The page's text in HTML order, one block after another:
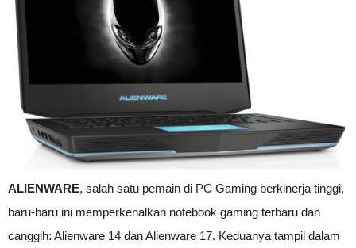
ALIENWARE, salah satu pemain di PC Gaming berkinerja tinggi,
baru-baru ini memperkenalkan notebook gaming terbaru dan
canggih: Alienware 14 dan Alienware 17. Keduanya tampil dalam